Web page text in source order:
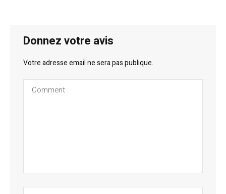
Donnez votre avis
Votre adresse email ne sera pas publique.